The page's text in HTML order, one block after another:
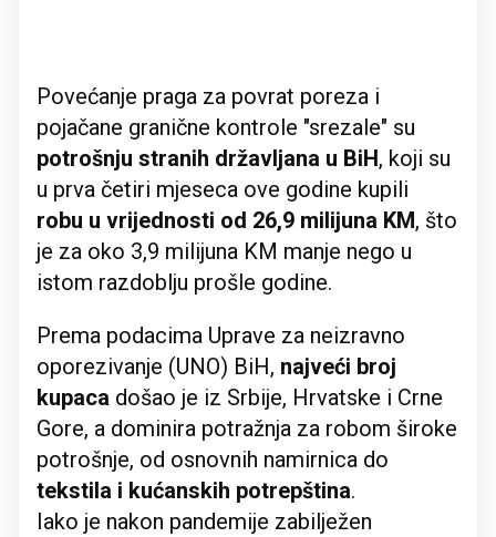
Povećanje praga za povrat poreza i
pojačane granične kontrole "srezale" su
potrošnju stranih državljana u BiH, koji su
u prva četiri mjeseca ove godine kupili
robu u vrijednosti od 26,9 milijuna KM, što
je za oko 3,9 milijuna KM manje nego u
istom razdoblju prošle godine.
Prema podacima Uprave za neizravno
oporezivanje (UNO) BiH, najveći broj
kupaca došao je iz Srbije, Hrvatske i Crne
Gore, a dominira potražnja za robom široke
potrošnje, od osnovnih namirnica do
tekstila i kućanskih potrepština.
Iako je nakon pandemije zabilježen